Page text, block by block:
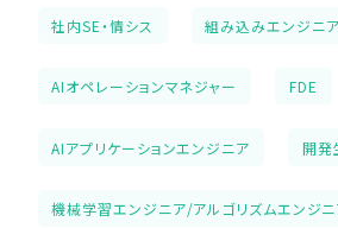
社内SE・情シス 組み込みエンジニア
AIオペレーションマネジャー FDE
AIアプリケーションエンジニア 開発
機械学習エンジニア/アルゴリズムエンジニ